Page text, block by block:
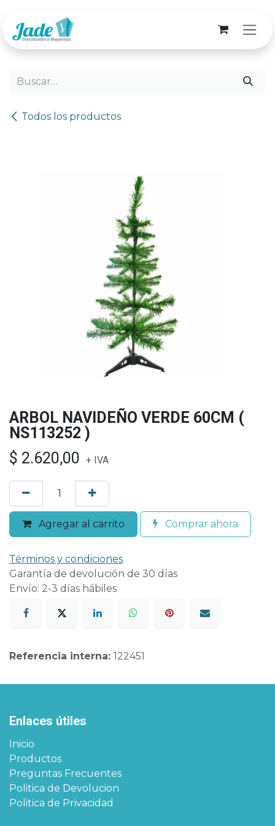
Todos los productos
ARBOL NAVIDEÑO VERDE 60CM (
NS113252 )
$ 2.620,00 + IVA
Agregar al carrito Comprar ahora
Términos y condiciones
Garantía de devolución de 30 días
Envío: 2-3 días hábiles
Referencia interna: 122451
Enlaces útiles
Inicio
Productos
Preguntas Frecuentes
Politica de Devolucion
Politica de Privacidad